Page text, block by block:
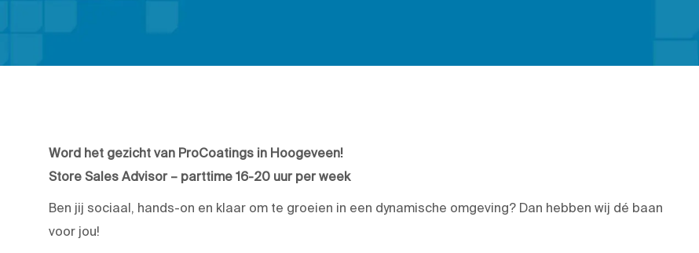
Word het gezicht van ProCoatings in Hoogeveen!
Store Sales Advisor – parttime 16-20 uur per week
Ben jij sociaal, hands-on en klaar om te groeien in een dynamische omgeving? Dan hebben wij dé baan
voor jou!